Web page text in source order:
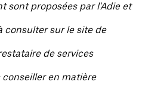
sont proposées par l'Adie et
consulter sur le site de
de services
en matière